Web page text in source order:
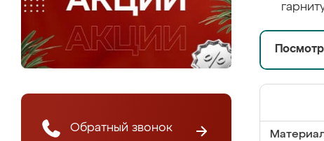
Обратный звонок